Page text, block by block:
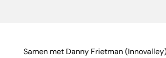
Samen met Danny Frietman